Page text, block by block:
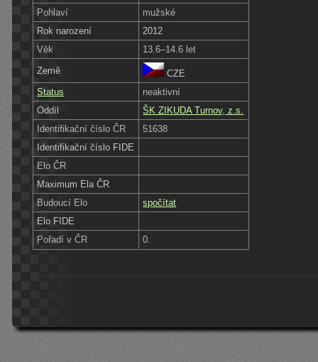
Pohlaví
mužské
Rok narození
2012
Věk
13.6–14.6 let
Země
CZE
Status
neaktivní
Oddíl
ŠK ZIKUDA Turnov, z.s.
Identifikační číslo ČR
51638
Identifikační číslo FIDE
Elo ČR
Maximum Ela ČR
Budoucí Elo
spočítat
Elo FIDE
Pořadí v ČR
0.